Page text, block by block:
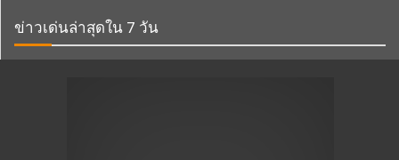
ข่าวเด่นล่าสุดใน 7 วัน